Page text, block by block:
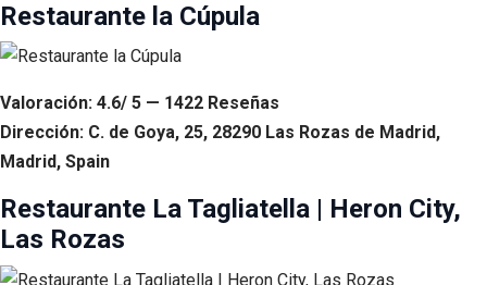
Restaurante la Cúpula
Valoración: 4.6/ 5 — 1422 Reseñas
Dirección: C. de Goya, 25, 28290 Las Rozas de Madrid,
Madrid, Spain
Restaurante La Tagliatella | Heron City,
Las Rozas